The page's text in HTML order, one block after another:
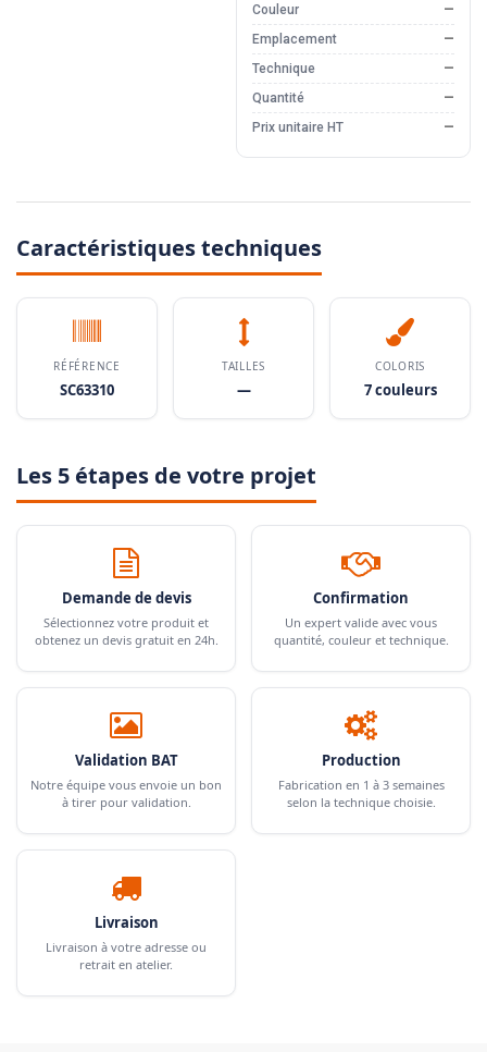
Couleur
—
Emplacement
—
Technique
—
Quantité
—
Prix unitaire HT
—
Caractéristiques techniques
RÉFÉRENCE
SC63310
TAILLES
—
COLORIS
7 couleurs
Les 5 étapes de votre projet
Demande de devis
Sélectionnez votre produit et
obtenez un devis gratuit en 24h.
Confirmation
Un expert valide avec vous
quantité, couleur et technique.
Validation BAT
Notre équipe vous envoie un bon
à tirer pour validation.
Production
Fabrication en 1 à 3 semaines
selon la technique choisie.
Livraison
Livraison à votre adresse ou
retrait en atelier.